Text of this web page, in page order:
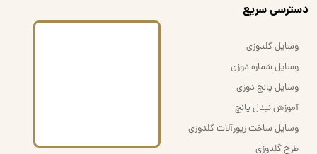
​دسترسی سریع
وسایل گلدوزی
وسایل شماره دوزی
وسایل پانچ دوزی
آموزش نیدل پانچ
وسایل ساخت زیورآلات گلدوزی
طرح گلدوزی